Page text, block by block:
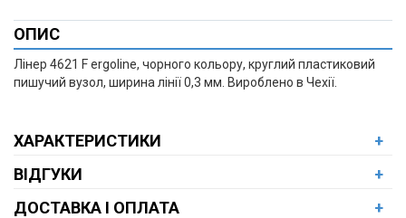
ОПИС
Лінер 4621 F ergoline, чорного кольору, круглий пластиковий
пишучий вузол, ширина лінії 0,3 мм. Вироблено в Чехії.
ХАРАКТЕРИСТИКИ
+
ВІДГУКИ
+
ДОСТАВКА І ОПЛАТА
+